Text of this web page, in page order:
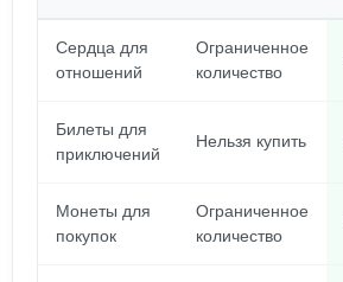
Сердца для
отношений
Ограниченное
количество
Билеты для
приключений
Нельзя купить
Монеты для
покупок
Ограниченное
количество